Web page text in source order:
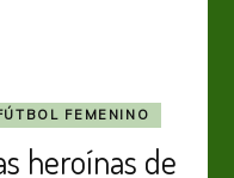
FEMENINO
heroínas de